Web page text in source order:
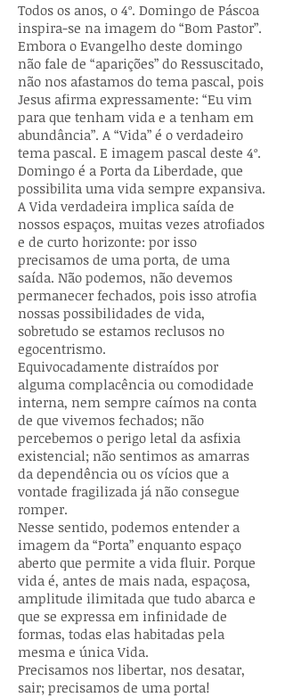
Todos os anos, o 4º. Domingo de Páscoa
inspira-se na imagem do “Bom Pastor”.
Embora o Evangelho deste domingo
não fale de “aparições” do Ressuscitado,
não nos afastamos do tema pascal, pois
Jesus afirma expressamente: “Eu vim
para que tenham vida e a tenham em
abundância”. A “Vida” é o verdadeiro
tema pascal. E imagem pascal deste 4º.
Domingo é a Porta da Liberdade, que
possibilita uma vida sempre expansiva.
A Vida verdadeira implica saída de
nossos espaços, muitas vezes atrofiados
e de curto horizonte: por isso
precisamos de uma porta, de uma
saída. Não podemos, não devemos
permanecer fechados, pois isso atrofia
nossas possibilidades de vida,
sobretudo se estamos reclusos no
egocentrismo.
Equivocadamente distraídos por
alguma complacência ou comodidade
interna, nem sempre caímos na conta
de que vivemos fechados; não
percebemos o perigo letal da asfixia
existencial; não sentimos as amarras
da dependência ou os vícios que a
vontade fragilizada já não consegue
romper.
Nesse sentido, podemos entender a
imagem da “Porta” enquanto espaço
aberto que permite a vida fluir. Porque
vida é, antes de mais nada, espaçosa,
amplitude ilimitada que tudo abarca e
que se expressa em infinidade de
formas, todas elas habitadas pela
mesma e única Vida.
Precisamos nos libertar, nos desatar,
sair; precisamos de uma porta!